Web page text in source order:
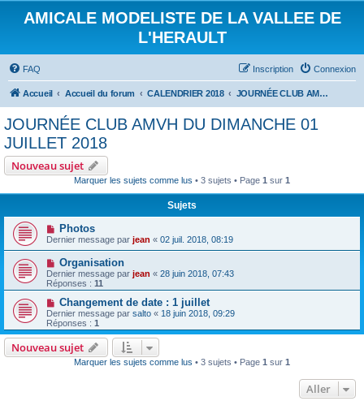
AMICALE MODELISTE DE LA VALLEE DE
L'HERAULT
FAQ Connexion
Inscription
Accueil Accueil du forum CALENDRIER 2018 JOURNÉE CLUB AMVH DU DIMANCHE 01 JUILLET 2018
JOURNÉE CLUB AMVH DU DIMANCHE 01
JUILLET 2018
Nouveau sujet
Marquer les sujets comme lus • 3 sujets • Page 1 sur 1
Sujets
Photos
Dernier message par jean « 02 juil. 2018, 08:19
Organisation
Dernier message par jean « 28 juin 2018, 07:43
Réponses : 11
Changement de date : 1 juillet
Dernier message par salto « 18 juin 2018, 09:29
Réponses : 1
Nouveau sujet
Marquer les sujets comme lus • 3 sujets • Page 1 sur 1
Aller